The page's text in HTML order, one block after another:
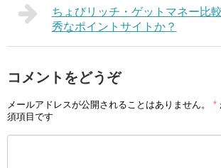
ちょびリッチ・ゲットマネー比
秀なポイントサイトか？
コメントをどうぞ
メールアドレスが公開されることはありません。 *
須項目です